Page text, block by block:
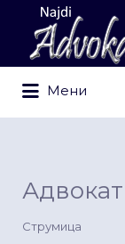
Search
for:
Мени
for:
Струмица